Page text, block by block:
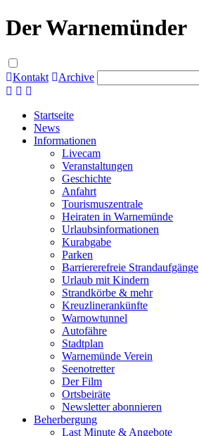
Der Warnemünder
Kontakt Archive
Startseite
News
Informationen
Livecam
Veranstaltungen
Geschichte
Anfahrt
Tourismuszentrale
Heiraten in Warnemünde
Urlaubsinformationen
Kurabgabe
Parken
Barriererefreie Strandaufgänge
Urlaub mit Kindern
Strandkörbe & mehr
Kreuzlinerankünfte
Warnowtunnel
Autofähre
Stadtplan
Warnemünde Verein
Seenotretter
Der Film
Ortsbeiräte
Newsletter abonnieren
Beherbergung
Last Minute & Angebote